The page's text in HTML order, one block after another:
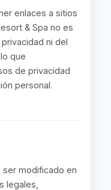
enlaces a sitios
& Spa no es
ni del
que
de privacidad
personal.
modificado en
legales,